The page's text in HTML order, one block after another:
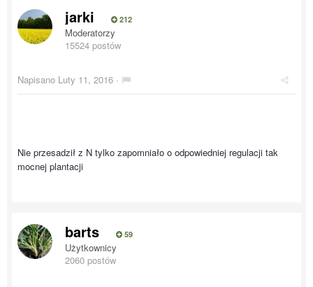
jarki 212
Moderatorzy
15524 postów
Napisano Luty 11, 2016 ·
Nie przesadził z N tylko zapomniało o odpowiedniej regulacji tak
mocnej plantacji
barts 59
Użytkownicy
2060 postów